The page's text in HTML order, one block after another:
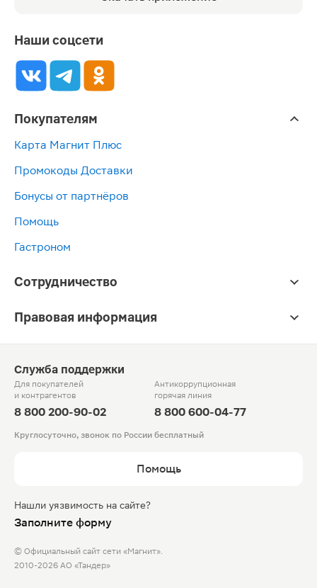
Наши соцсети
Покупателям
Карта Магнит Плюс
Промокоды Доставки
Бонусы от партнёров
Помощь
Гастроном
Сотрудничество
Правовая информация
Служба поддержки
Для покупателей
и контрагентов
8 800 200-90-02
Антикоррупционная
горячая линия
8 800 600-04-77
Круглосуточно, звонок по России бесплатный
Помощь
Нашли уязвимость на сайте?
Заполните форму
© Официальный сайт сети «Магнит».
2010-2026 АО «Тандер»